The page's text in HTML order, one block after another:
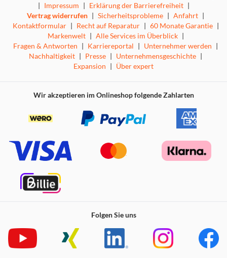
| Impressum | Erklärung der Barrierefreiheit |
Vertrag widerrufen | Sicherheitsprobleme | Anfahrt |
Kontaktformular | Recht auf Reparatur | 60 Monate Garantie |
Markenwelt | Alle Services im Überblick |
Fragen & Antworten | Karriereportal | Unternehmer werden |
Nachhaltigkeit | Presse | Unternehmensgeschichte |
Expansion | Über expert
Wir akzeptieren im Onlineshop folgende Zahlarten
Folgen Sie uns